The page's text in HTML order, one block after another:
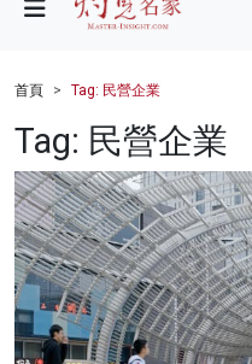
財經
健康
商業
科技
影片
首頁 Tag: 民營企業
Tag: 民營企業